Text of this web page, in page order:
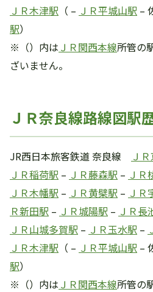
ＪＲ木津駅 （ – ＪＲ平城山駅 –
駅）
※（）内は ＪＲ関西本線所管の
ざいません。
ＪＲ奈良線路線図駅
JR西日本旅客鉄道 奈良線 Ｊ
ＪＲ稲荷駅 – ＪＲ藤森駅 – ＪＲ
ＪＲ木幡駅 – ＪＲ黄檗駅 – ＪＲ
Ｒ新田駅 – ＪＲ城陽駅 – ＪＲ長
ＪＲ山城多賀駅 – ＪＲ玉水駅 –
ＪＲ木津駅 （ – ＪＲ平城山駅 –
駅）
※（）内は ＪＲ関西本線所管の